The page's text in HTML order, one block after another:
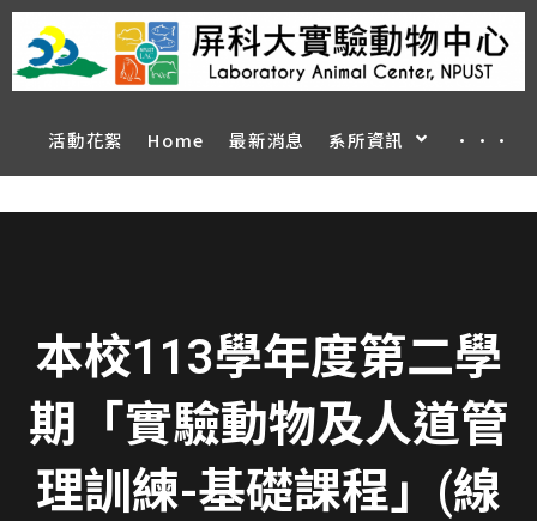
活動花絮 Home 最新消息 系所資訊 ···
本校113學年度第二學
期「實驗動物及人道管
理訓練-基礎課程」(線